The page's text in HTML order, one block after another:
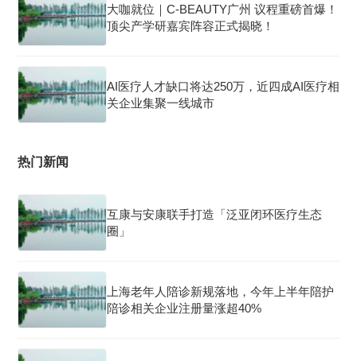
大咖就位｜C-BEAUTY广州 议程重磅首爆！
顶尖产学研嘉宾阵容正式揭晓！
AI医疗人才缺口将达250万，近四成AI医疗相
关企业集聚一线城市
热门新闻
互康与安康联手打造「泛亚闭环医疗生态
圈」
上海老年人陪诊新规落地，今年上半年陪护
陪诊相关企业注册量涨超40%